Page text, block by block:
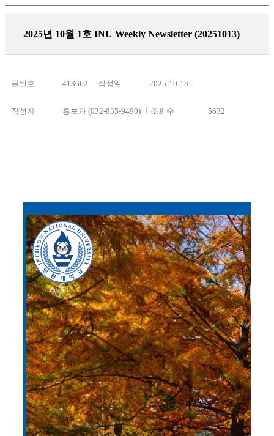
2025년 10월 1호 INU Weekly Newsletter (20251013)
글번호 413662 작성일 2025-10-13
작성자 홍보과 (032-835-9490) 조회수 5632